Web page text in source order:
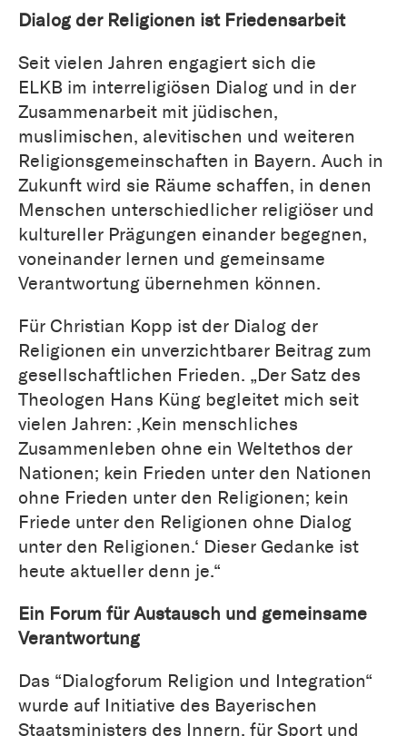
Dialog der Religionen ist Friedensarbeit
Seit vielen Jahren engagiert sich die
ELKB im interreligiösen Dialog und in der
Zusammenarbeit mit jüdischen,
muslimischen, alevitischen und weiteren
Religionsgemeinschaften in Bayern. Auch in
Zukunft wird sie Räume schaffen, in denen
Menschen unterschiedlicher religiöser und
kultureller Prägungen einander begegnen,
voneinander lernen und gemeinsame
Verantwortung übernehmen können.
Für Christian Kopp ist der Dialog der
Religionen ein unverzichtbarer Beitrag zum
gesellschaftlichen Frieden. „Der Satz des
Theologen Hans Küng begleitet mich seit
vielen Jahren: ‚Kein menschliches
Zusammenleben ohne ein Weltethos der
Nationen; kein Frieden unter den Nationen
ohne Frieden unter den Religionen; kein
Friede unter den Religionen ohne Dialog
unter den Religionen.‘ Dieser Gedanke ist
heute aktueller denn je.“
Ein Forum für Austausch und gemeinsame
Verantwortung
Das “Dialogforum Religion und Integration“
wurde auf Initiative des Bayerischen
Staatsministers des Innern, für Sport und